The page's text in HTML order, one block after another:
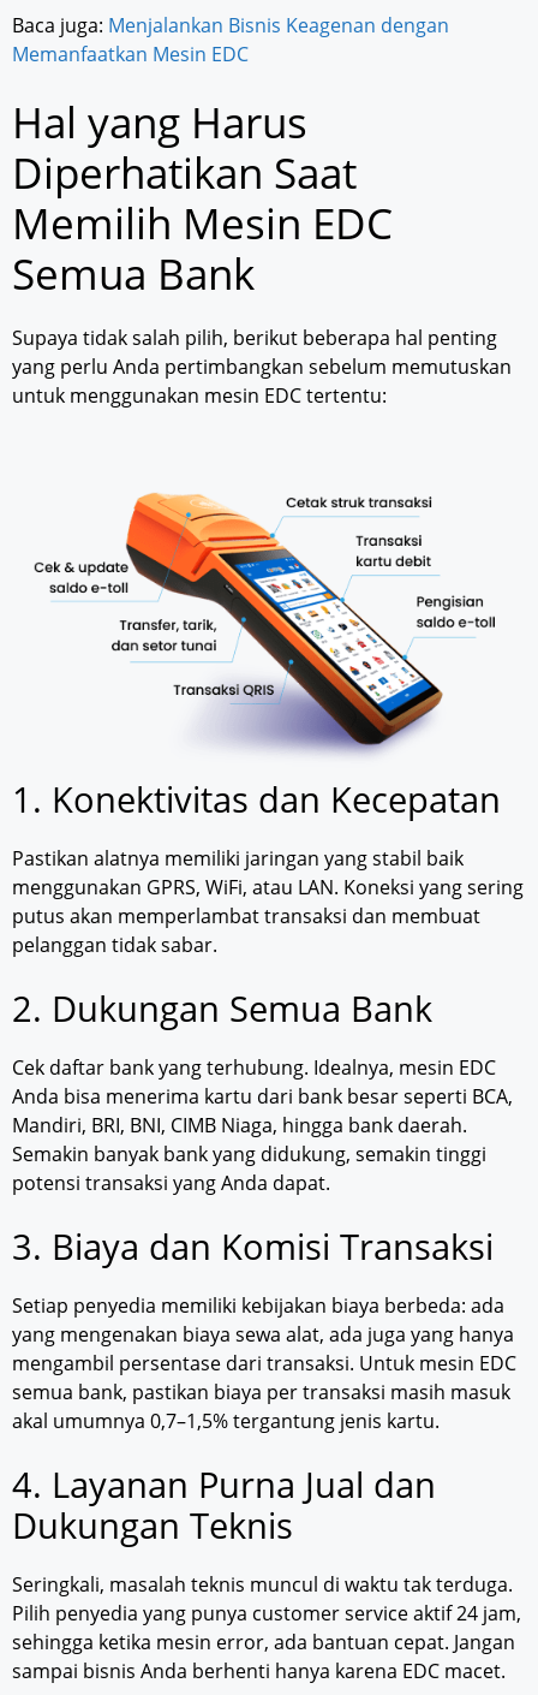
Baca juga: Menjalankan Bisnis Keagenan dengan
Memanfaatkan Mesin EDC
Hal yang Harus
Diperhatikan Saat
Memilih Mesin EDC
Semua Bank
Supaya tidak salah pilih, berikut beberapa hal penting
yang perlu Anda pertimbangkan sebelum memutuskan
untuk menggunakan mesin EDC tertentu:
1. Konektivitas dan Kecepatan
Pastikan alatnya memiliki jaringan yang stabil baik
menggunakan GPRS, WiFi, atau LAN. Koneksi yang sering
putus akan memperlambat transaksi dan membuat
pelanggan tidak sabar.
2. Dukungan Semua Bank
Cek daftar bank yang terhubung. Idealnya, mesin EDC
Anda bisa menerima kartu dari bank besar seperti BCA,
Mandiri, BRI, BNI, CIMB Niaga, hingga bank daerah.
Semakin banyak bank yang didukung, semakin tinggi
potensi transaksi yang Anda dapat.
3. Biaya dan Komisi Transaksi
Setiap penyedia memiliki kebijakan biaya berbeda: ada
yang mengenakan biaya sewa alat, ada juga yang hanya
mengambil persentase dari transaksi. Untuk mesin EDC
semua bank, pastikan biaya per transaksi masih masuk
akal umumnya 0,7–1,5% tergantung jenis kartu.
4. Layanan Purna Jual dan
Dukungan Teknis
Seringkali, masalah teknis muncul di waktu tak terduga.
Pilih penyedia yang punya customer service aktif 24 jam,
sehingga ketika mesin error, ada bantuan cepat. Jangan
sampai bisnis Anda berhenti hanya karena EDC macet.